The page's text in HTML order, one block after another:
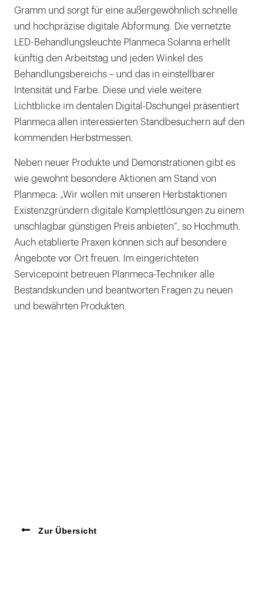
Gramm und sorgt für eine außergewöhnlich schnelle
und hochpräzise digitale Abformung. Die vernetzte
LED-Behandlungsleuchte Planmeca Solanna erhellt
künftig den Arbeitstag und jeden Winkel des
Behandlungsbereichs – und das in einstellbarer
Intensität und Farbe. Diese und viele weitere
Lichtblicke im dentalen Digital-Dschungel präsentiert
Planmeca allen interessierten Standbesuchern auf den
kommenden Herbstmessen.
Neben neuer Produkte und Demonstrationen gibt es
wie gewohnt besondere Aktionen am Stand von
Planmeca: „Wir wollen mit unseren Herbstaktionen
Existenzgründern digitale Komplettlösungen zu einem
unschlagbar günstigen Preis anbieten“, so Hochmuth.
Auch etablierte Praxen können sich auf besondere
Angebote vor Ort freuen. Im eingerichteten
Servicepoint betreuen Planmeca-Techniker alle
Bestandskunden und beantworten Fragen zu neuen
und bewährten Produkten.
Zur Übersicht